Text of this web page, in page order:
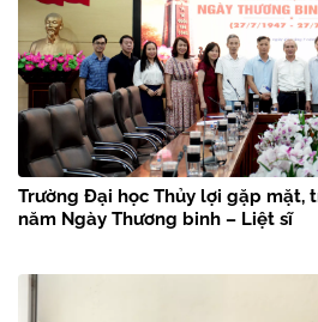
Trường Đại học Thủy lợi gặp mặt,
năm Ngày Thương binh – Liệt sĩ